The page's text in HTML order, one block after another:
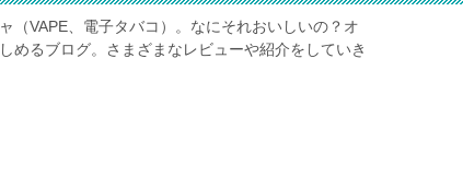
（VAPE、電子タバコ）。なにそれおいしいの？オ
めるブログ。さまざまなレビューや紹介をしていき